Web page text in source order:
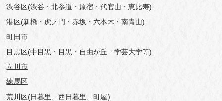
渋谷区(渋谷・北参道・原宿・代官山・恵比寿)
港区(新橋・虎ノ門・赤坂・六本木・南青山)
町田市
目黒区(中目黒・目黒・自由が丘・学芸⼤学等)
立川市
練馬区
荒川区(日暮里、西日暮里、町屋)